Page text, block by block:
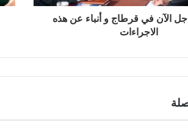
الآن في قرطاج و أنباء عن هذه
الاجراءات